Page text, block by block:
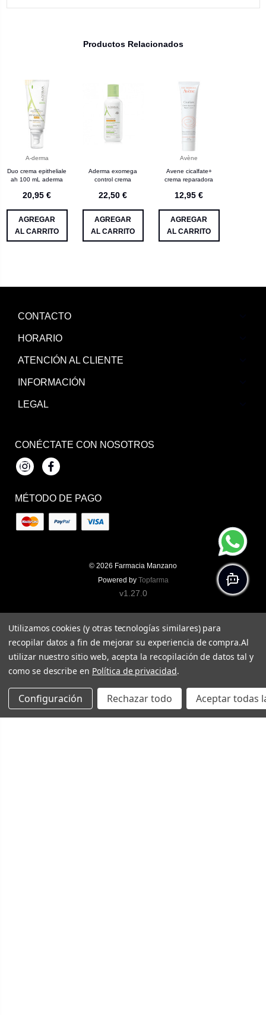
Productos Relacionados
A-derma
Duo crema epitheliale
ah 100 mL aderma
20,95 €
AGREGAR
AL CARRITO
Aderma exomega
control crema
22,50 €
AGREGAR
AL CARRITO
Avène
Avene cicalfate+
crema reparadora
12,95 €
AGREGAR
AL CARRITO
CONTACTO
HORARIO
ATENCIÓN AL CLIENTE
INFORMACIÓN
LEGAL
CONÉCTATE CON NOSOTROS
InstagramFacebook
MÉTODO DE PAGO
© 2026 Farmacia Manzano
Powered by Topfarma
v1.27.0
Utilizamos cookies (y otras tecnologías similares) para
recopilar datos a fin de mejorar su experiencia de compra.Al
utilizar nuestro sitio web, acepta la recopilación de datos tal y
como se describe en Política de privacidad.
Configuración Rechazar todo Aceptar todas